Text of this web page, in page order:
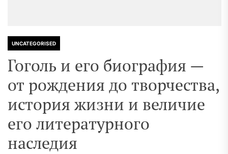
UNCATEGORISED
Гоголь и его биография —
от рождения до творчества,
история жизни и величие
его литературного
наследия